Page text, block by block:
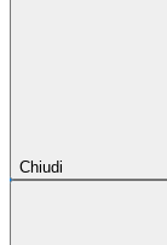
Chiudi